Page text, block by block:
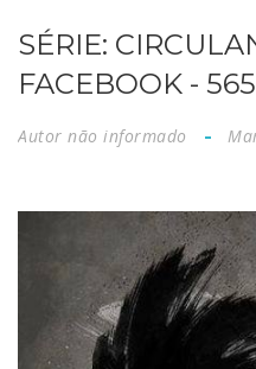
SÉRIE:
FACEBOOK -
Autor não informado